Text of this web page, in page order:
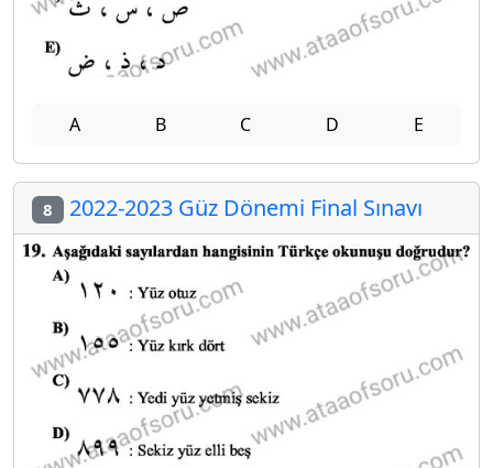
A B C D E
8 2022-2023 Güz Dönemi Final Sınavı